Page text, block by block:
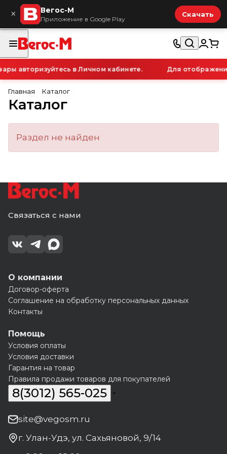
× Вегос-М
Приложение в Google Play
Скачать
авторизуйтесь в Личном кабинете. Для
Главная Каталог
Каталог
Раздел не найден
Связаться с нами
О компании
Договор-оферта
Соглашение на обработку персональных данных
Контакты
Помощь
Условия оплаты
Условия доставки
Гарантия на товар
Правила продажи товаров для покупателей
8(3012) 565-025
site@vegosm.ru
г. Улан-Удэ, ул. Сахьяновой, 9/14